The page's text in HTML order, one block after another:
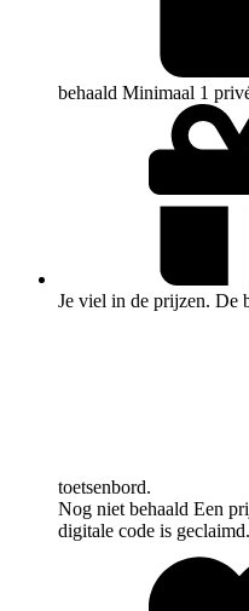
behaald Minimaal 1
Je viel in de prijzen. De
toetsenbord.
Nog niet behaald Een
digitale code is geclaimd.